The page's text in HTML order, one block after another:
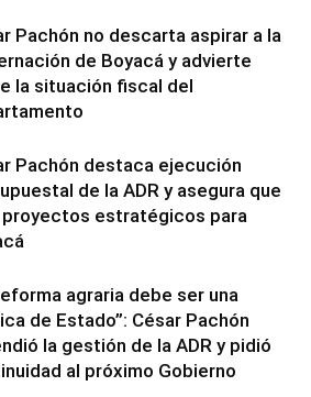
Pachón no descarta aspirar a la
de Boyacá y advierte
la situación fiscal del
Pachón destaca ejecución
de la ADR y asegura que
proyectos estratégicos para
agraria debe ser una
de Estado”: César Pachón
la gestión de la ADR y pidió
al próximo Gobierno